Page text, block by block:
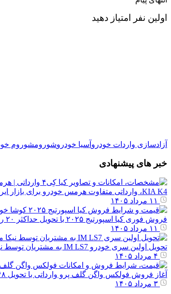
اولین نفر امتیاز دهید
آزادسازی واردات خودرو آسیا خودروشورومشوروم
خبر های پیشنهادی
KIA K4، وارداتی متفاوت هرمس خودرو برای بازار ایران
فروش فوری کیا اسپورتیج ۲۰۲۵ با تحویل حداکثر ۲۰ روزه و قیمت قطعی
تحویل اولین سری خودرو IM LS7 به مشتریان توسط نیکا موتور
آغاز فروش فولکس واگن گلف پرو وارداتی با تحویل ۴۸ ساعته!